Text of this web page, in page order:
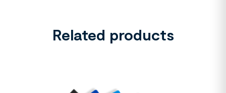
Related products